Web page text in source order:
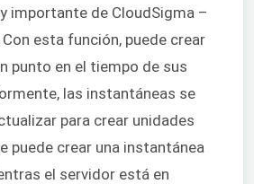
importante de CloudSigma –
esta función, puede crear
punto en el tiempo de sus
las instantáneas se
para crear unidades
puede crear una instantánea
el servidor está en